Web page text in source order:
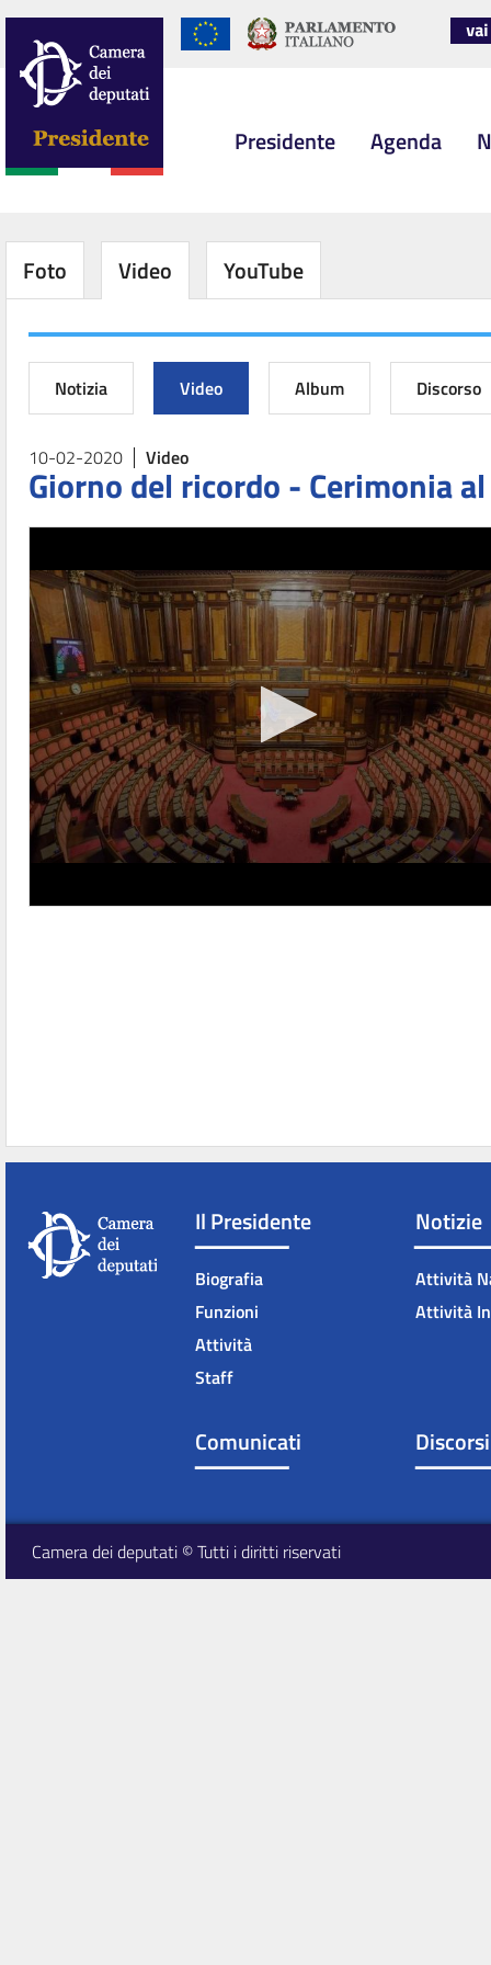
Presidente Agenda
Foto Video YouTube
Notizia Video Album Discorso
10-02-2020 Video
​Giorno del ricordo - Cerimonia
Il Presidente
Biografia
Funzioni
Attività
Staff
Notizie
Attività
Attività
Comunicati Discorsi
Camera dei deputati © Tutti i diritti riservati